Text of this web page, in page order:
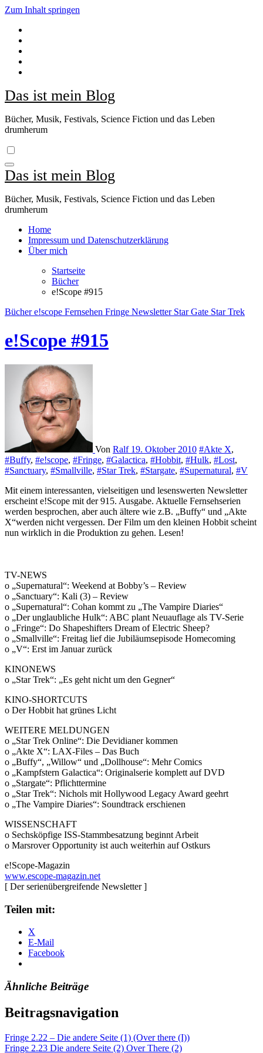
Zum Inhalt springen
Das ist mein Blog
Bücher, Musik, Festivals, Science Fiction und das Leben
drumherum
Das ist mein Blog
Bücher, Musik, Festivals, Science Fiction und das Leben
drumherum
Home
Impressum und Datenschutzerklärung
Über mich
Startseite
Bücher
e!Scope #915
Büchere!scope Fernsehen Fringe Newsletter Star Gate Star Trek
e!Scope #915
Von Ralf 19. Oktober 2010 #Akte X,
#Buffy, #e!scope, #Fringe, #Galactica, #Hobbit, #Hulk, #Lost,
#Sanctuary, #Smallville, #Star Trek, #Stargate, #Supernatural, #V
Mit einem interessanten, vielseitigen und lesenswerten Newsletter
erscheint e!Scope mit der 915. Ausgabe. Aktuelle Fernsehserien
werden besprochen, aber auch ältere wie z.B. „Buffy“ und „Akte
X“werden nicht vergessen. Der Film um den kleinen Hobbit scheint
nun wirklich in die Produktion zu gehen. Lesen!
TV-NEWS
o „Supernatural“: Weekend at Bobby’s – Review
o „Sanctuary“: Kali (3) – Review
o „Supernatural“: Cohan kommt zu „The Vampire Diaries“
o „Der unglaubliche Hulk“: ABC plant Neuauflage als TV-Serie
o „Fringe“: Do Shapeshifters Dream of Electric Sheep?
o „Smallville“: Freitag lief die Jubiläumsepisode Homecoming
o „V“: Erst im Januar zurück
KINONEWS
o „Star Trek“: „Es geht nicht um den Gegner“
KINO-SHORTCUTS
o Der Hobbit hat grünes Licht
WEITERE MELDUNGEN
o „Star Trek Online“: Die Devidianer kommen
o „Akte X“: LAX-Files – Das Buch
o „Buffy“, „Willow“ und „Dollhouse“: Mehr Comics
o „Kampfstern Galactica“: Originalserie komplett auf DVD
o „Stargate“: Pflichttermine
o „Star Trek“: Nichols mit Hollywood Legacy Award geehrt
o „The Vampire Diaries“: Soundtrack erschienen
WISSENSCHAFT
o Sechsköpfige ISS-Stammbesatzung beginnt Arbeit
o Marsrover Opportunity ist auch weiterhin auf Ostkurs
e!Scope-Magazin
www.escope-magazin.net
[ Der serienübergreifende Newsletter ]
Teilen mit:
X
E-Mail
Facebook
Ähnliche Beiträge
Beitragsnavigation
Fringe 2.22 – Die andere Seite (1) (Over there (I))
Fringe 2.23 Die andere Seite (2) Over There (2)